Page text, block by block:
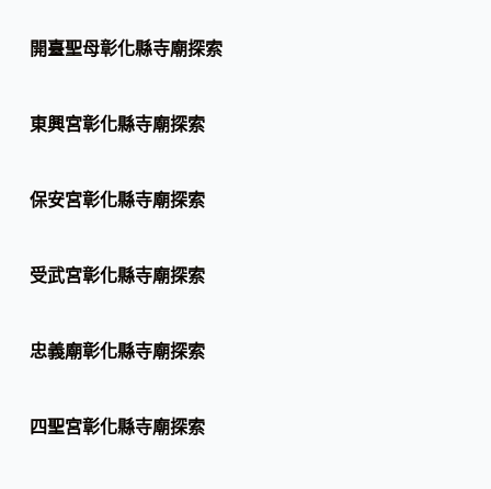
開臺聖母彰化縣寺廟探索
東興宮彰化縣寺廟探索
保安宮彰化縣寺廟探索
受武宮彰化縣寺廟探索
忠義廟彰化縣寺廟探索
四聖宮彰化縣寺廟探索